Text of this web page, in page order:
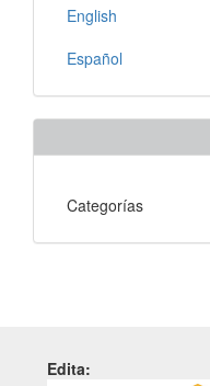
English
Español
Categorías
Edita: